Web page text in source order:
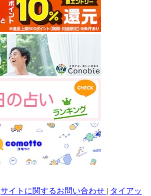
サイトに関するお問い合わせ | タイアッ